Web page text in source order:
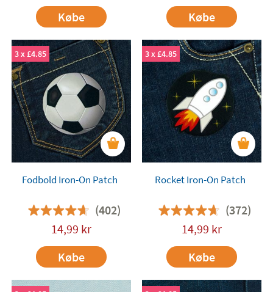
Købe
Købe
3 x £4.85
Fodbold Iron-On Patch
(402)
14,99 kr
Købe
3 x £4.85
Rocket Iron-On Patch
(372)
14,99 kr
Købe